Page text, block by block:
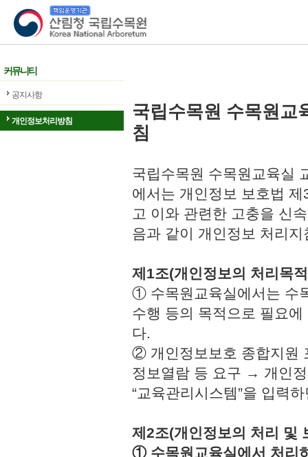
산림청 국립수목원
커뮤니티
공지사항
개인정보처리방침
국립수목원 수목원교
침
국립수목원 수목원교육실
에서는 개인정보 보호법
고 이와 관련한 고충을 신
음과 같이 개인정보 처리
제1조(개인정보의 처리목
① 수목원교육실에서는 수
수행 등의 목적으로 필요
다.
② 개인정보보호 종합지원
정보열람 등 요구 → 개인
“교육관리시스템”을 입력
제2조(개인정보의 처리 및
① 수목원교육실에서 처리